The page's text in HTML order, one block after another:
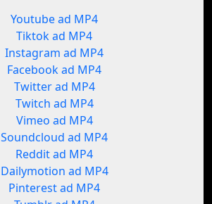
Youtube ad MP4
Tiktok ad MP4
Instagram ad MP4
Facebook ad MP4
Twitter ad MP4
Twitch ad MP4
Vimeo ad MP4
Soundcloud ad MP4
Reddit ad MP4
Dailymotion ad MP4
Pinterest ad MP4